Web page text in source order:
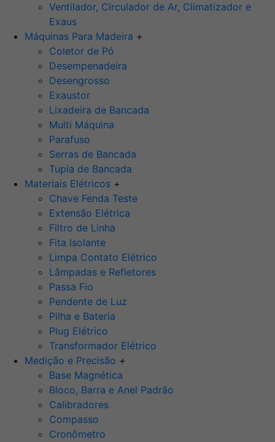
Ventilador, Circulador de Ar, Climatizador e
Exaus
Máquinas Para Madeira +
Coletor de Pó
Desempenadeira
Desengrosso
Exaustor
Lixadeira de Bancada
Multi Máquina
Parafuso
Serras de Bancada
Tupia de Bancada
Materiais Elétricos +
Chave Fenda Teste
Extensão Elétrica
Filtro de Linha
Fita Isolante
Limpa Contato Elétrico
Lâmpadas e Refletores
Passa Fio
Pendente de Luz
Pilha e Bateria
Plug Elétrico
Transformador Elétrico
Medição e Precisão +
Base Magnética
Bloco, Barra e Anel Padrão
Calibradores
Compasso
Cronômetro